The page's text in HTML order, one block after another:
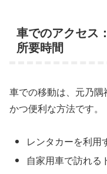
車でのアクセス
所要時間
車での移動は、元乃
かつ便利な方法です。
レンタカーを利用
自家用車で訪れる